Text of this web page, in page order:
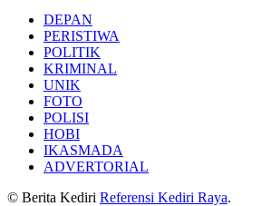
DEPAN
PERISTIWA
POLITIK
KRIMINAL
UNIK
FOTO
POLISI
HOBI
IKASMADA
ADVERTORIAL
© Berita Kediri Referensi Kediri Raya.